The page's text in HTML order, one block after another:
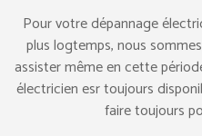
Pour votre dépannage
plus logtemps, nous
assister même en cette
électricien esr toujours
faire toujours